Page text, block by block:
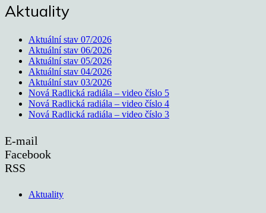
Aktuality
Aktuální stav 07/2026
Aktuální stav 06/2026
Aktuální stav 05/2026
Aktuální stav 04/2026
Aktuální stav 03/2026
Nová Radlická radiála – video číslo 5
Nová Radlická radiála – video číslo 4
Nová Radlická radiála – video číslo 3
E-mail
Facebook
RSS
Aktuality